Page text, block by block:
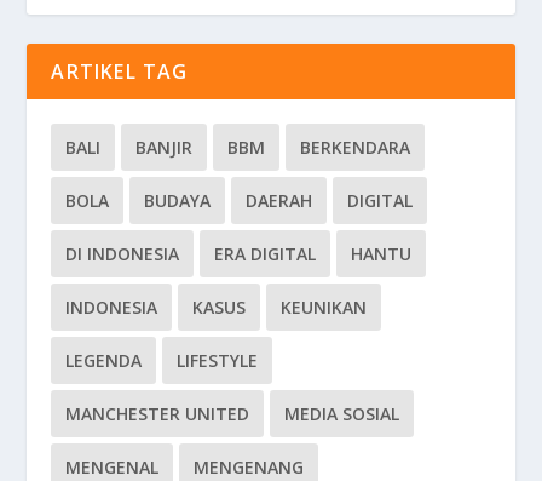
ARTIKEL TAG
BALI BANJIR BBM BERKENDARA
BOLA BUDAYA DAERAH DIGITAL
DI INDONESIA ERA DIGITAL HANTU
INDONESIA KASUS KEUNIKAN
LEGENDA LIFESTYLE
MANCHESTER UNITED MEDIA SOSIAL
MENGENAL MENGENANG